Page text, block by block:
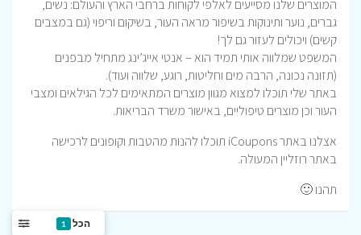
המוצרים שלנו מסייעים לאלפי לקוחות ברחבי הארץ והעולם: נשים,
גברים, נוער ותינוקות בשיפור מראה העור, בשיקום וריפוי (גם במצבים
קשים) ויכולים לעזור גם לך!
המשפט שמלווה אותי תמיד הוא – אנטי אייג’ינג מתחיל מבפנים
(תזונה נכונה, הרבה מים וחליטות, רוגע, שלווה ועוד).
באתר שלי תוכלו למצוא מגוון מוצרים המתאימים לכל הגילאים ומצבי
העור וכן מוצרים טיפוליים, באישור משרד הבריאות.
אצלנו באתר iCoupons תוכלו להנות מהטבות וקופונים לרכישה
באתר רוזליין המעולה.
תהנו 🙂
הכל 1